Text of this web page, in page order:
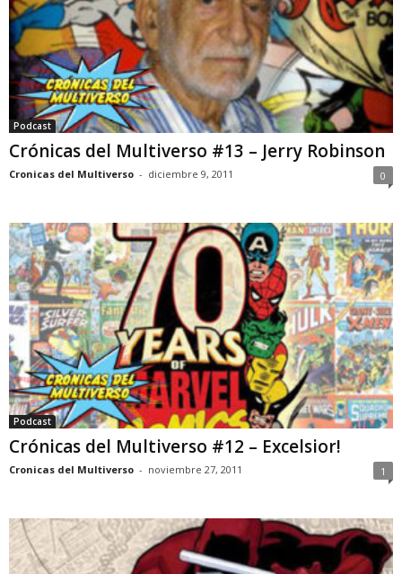
Podcast
Crónicas del Multiverso #13 – Jerry Robinson
Cronicas del Multiverso - diciembre 9, 2011 0
Podcast
Crónicas del Multiverso #12 – Excelsior!
Cronicas del Multiverso - noviembre 27, 2011 1